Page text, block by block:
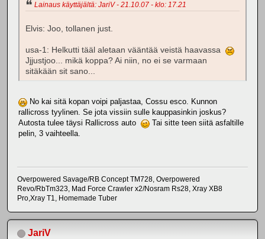
Lainaus käyttäjältä: JariV - 21.10.07 - klo: 17.21
Elvis: Joo, tollanen just.
usa-1: Helkutti tääl aletaan vääntää veistä haavassa
Jjjustjoo... mikä koppa? Ai niin, no ei se varmaan
sitäkään sit sano...
No kai sitä kopan voipi paljastaa, Cossu esco. Kunnon
rallicross tyylinen. Se jota vissiin sulle kauppasinkin joskus?
Autosta tulee täysi Rallicross auto
Tai sitte teen siitä asfaltille
pelin, 3 vaihteella.
Overpowered Savage/RB Concept TM728, Overpowered
Revo/RbTm323, Mad Force Crawler x2/Nosram Rs28, Xray XB8
Pro,Xray T1, Homemade Tuber
JariV